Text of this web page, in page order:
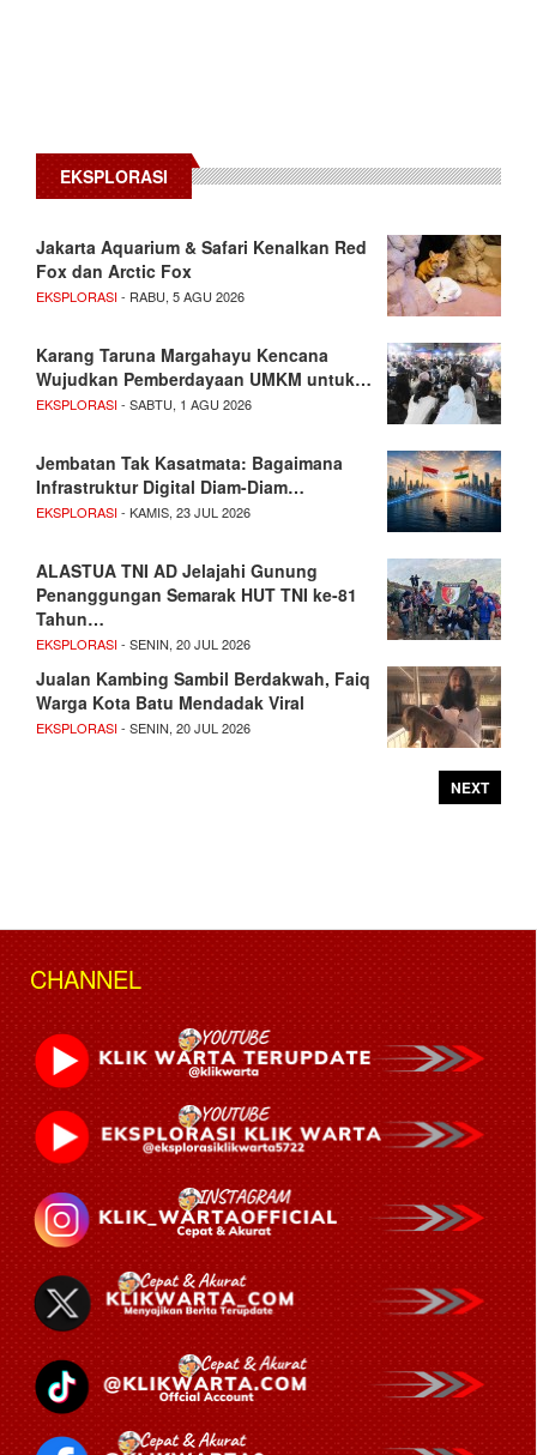
EKSPLORASI
Jakarta Aquarium & Safari Kenalkan Red
Fox dan Arctic Fox
EKSPLORASI- RABU, 5 AGU 2026
Karang Taruna Margahayu Kencana
Wujudkan Pemberdayaan UMKM untuk…
EKSPLORASI- SABTU, 1 AGU 2026
Jembatan Tak Kasatmata: Bagaimana
Infrastruktur Digital Diam-Diam…
EKSPLORASI- KAMIS, 23 JUL 2026
ALASTUA TNI AD Jelajahi Gunung
Penanggungan Semarak HUT TNI ke-81
Tahun…
EKSPLORASI- SENIN, 20 JUL 2026
Jualan Kambing Sambil Berdakwah, Faiq
Warga Kota Batu Mendadak Viral
EKSPLORASI- SENIN, 20 JUL 2026
NEXT
CHANNEL